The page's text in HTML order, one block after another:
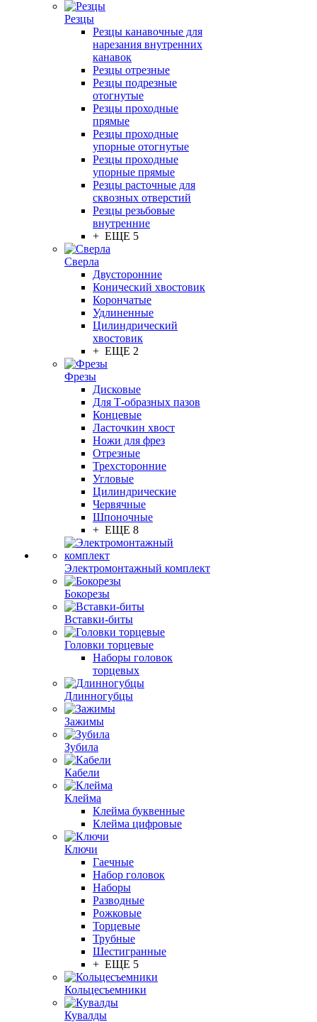
Резцы
Резцы канавочные для
нарезания внутренних
канавок
Резцы отрезные
Резцы подрезные
отогнутые
Резцы проходные
прямые
Резцы проходные
упорные отогнутые
Резцы проходные
упорные прямые
Резцы расточные для
сквозных отверстий
Резцы резьбовые
внутренние
+ ЕЩЕ 5
Сверла
Двусторонние
Конический хвостовик
Корончатые
Удлиненные
Цилиндрический
хвостовик
+ ЕЩЕ 2
Фрезы
Дисковые
Для Т-образных пазов
Концевые
Ласточкин хвост
Ножи для фрез
Отрезные
Трехсторонние
Угловые
Цилиндрические
Червячные
Шпоночные
+ ЕЩЕ 8
Электромонтажный комплект
Бокорезы
Вставки-биты
Головки торцевые
Наборы головок
торцевых
Длинногубцы
Зажимы
Зубила
Кабели
Клейма
Клейма буквенные
Клейма цифровые
Ключи
Гаечные
Набор головок
Наборы
Разводные
Рожковые
Торцевые
Трубные
Шестигранные
+ ЕЩЕ 5
Кольцесъемники
Кувалды